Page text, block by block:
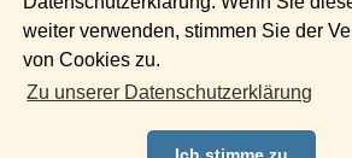
weiter verwenden, stimmen Sie der
von Cookies zu.
Zu unserer Datenschutzerklärung
Spandau
Steglitz
Tempelhof
Treptow
Umland